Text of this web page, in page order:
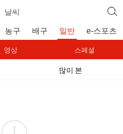
날씨
농구 배구 일반 e-스포츠
영상 스페셜
많이 본